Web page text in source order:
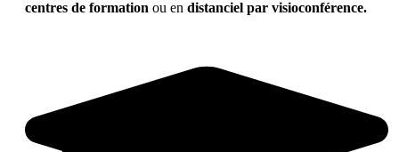
centres de formation ou en distanciel par visioconférence.